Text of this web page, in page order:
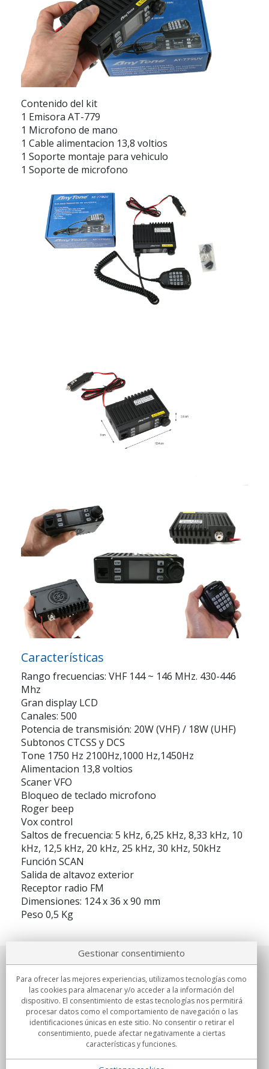
Contenido del kit
1 Emisora AT-779
1 Microfono de mano
1 Cable alimentacion 13,8 voltios
1 Soporte montaje para vehiculo
1 Soporte de microfono
Características
Rango frecuencias: VHF 144 ~ 146 MHz. 430-446
Mhz
Gran display LCD
Canales: 500
Potencia de transmisión: 20W (VHF) / 18W (UHF)
Subtonos CTCSS y DCS
Tone 1750 Hz 2100Hz,1000 Hz,1450Hz
Alimentacion 13,8 voltios
Scaner VFO
Bloqueo de teclado microfono
Roger beep
Vox control
Saltos de frecuencia: 5 kHz, 6,25 kHz, 8,33 kHz, 10
kHz, 12,5 kHz, 20 kHz, 25 kHz, 30 kHz, 50kHz
Función SCAN
Salida de altavoz exterior
Receptor radio FM
Dimensiones: 124 x 36 x 90 mm
Peso 0,5 Kg
Sobre nosotros
Compromisos
Compras
Gestionar consentimiento
Para ofrecer las mejores experiencias, utilizamos tecnologías como
las cookies para almacenar y/o acceder a la información del
dispositivo. El consentimiento de estas tecnologías nos permitirá
procesar datos como el comportamiento de navegación o las
identificaciones únicas en este sitio. No consentir o retirar el
consentimiento, puede afectar negativamente a ciertas
características y funciones.